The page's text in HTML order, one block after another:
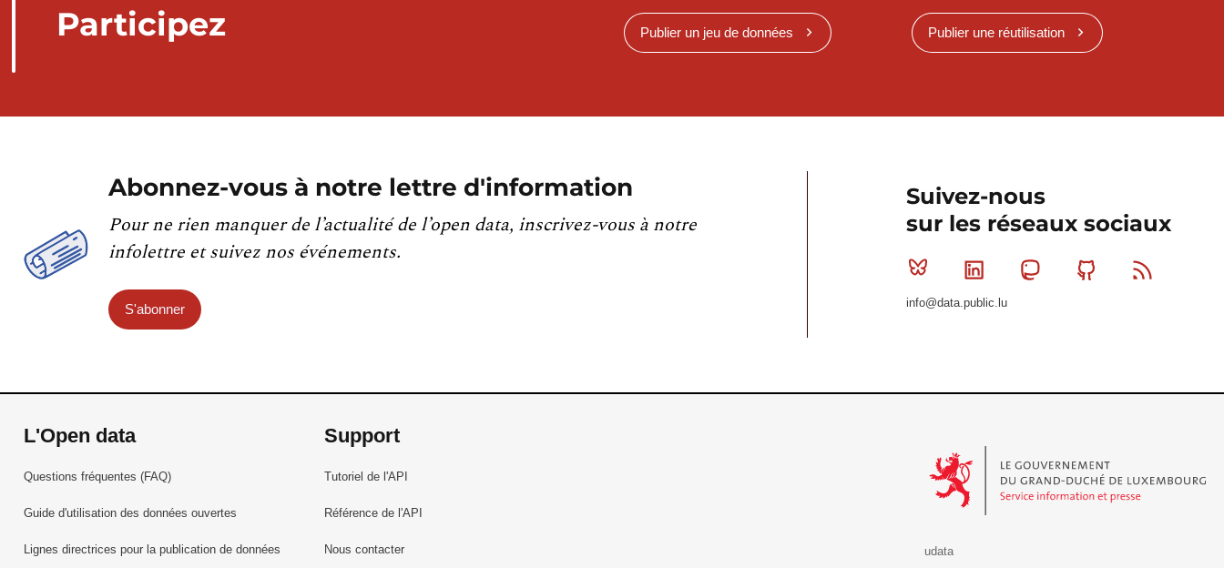
Participez Publier un jeu de données Publier une réutilisation
Abonnez-vous à notre lettre d'information
Pour ne rien manquer de l’actualité de l’open data, inscrivez-vous à notre
infolettre et suivez nos événements.
S'abonner
Suivez-nous
sur les réseaux sociaux
Bluesky Linkedin MastodonGithub
info@data.public.lu
L'Open data
Questions fréquentes (FAQ)
Guide d'utilisation des données ouvertes
Lignes directrices pour la publication de données
Support
Tutoriel de l'API
Référence de l'API
Nous contacter
udata